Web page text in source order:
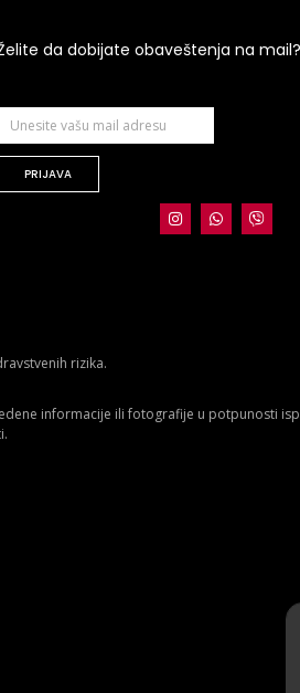
da dobijate obaveštenja na mail?
PRIJAVA
rizika.
informacije ili fotografije u potpunosti